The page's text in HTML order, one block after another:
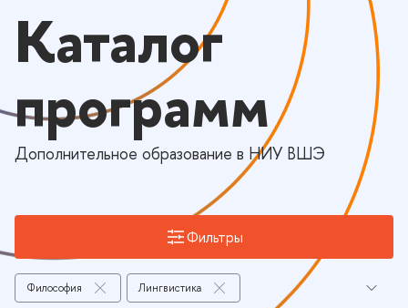
Каталог
программ
Дополнительное образование в НИУ ВШЭ
Фильтры
Философия Лингвистика